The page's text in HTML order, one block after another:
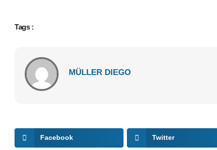
Tags :
MÜLLER DIEGO
Facebook Twitter